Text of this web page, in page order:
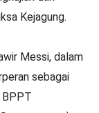
Kejagung.
Messi, dalam
sebagai
BPPT